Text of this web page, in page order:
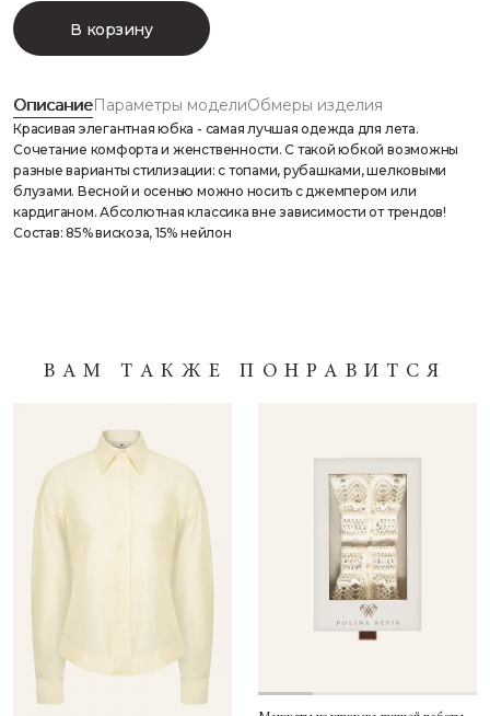
В корзину
Описание
Красивая элегантная юбка - самая лучшая одежда для лета.
Сочетание комфорта и женственности. С такой юбкой возможны
разные варианты стилизации: с топами, рубашками, шелковыми
блузами. Весной и осенью можно носить с джемпером или
кардиганом. Абсолютная классика вне зависимости от трендов!
Состав: 85% вискоза, 15% нейлон
Параметры моделиОбмеры изделия
ВАМ ТАКЖЕ ПОНРАВИТСЯ